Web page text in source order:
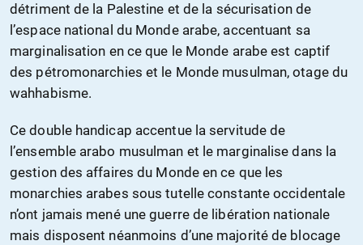
détriment de la Palestine et de la sécurisation de
l’espace national du Monde arabe, accentuant sa
marginalisation en ce que le Monde arabe est captif
des pétromonarchies et le Monde musulman, otage du
wahhabisme.
Ce double handicap accentue la servitude de
l’ensemble arabo musulman et le marginalise dans la
gestion des affaires du Monde en ce que les
monarchies arabes sous tutelle constante occidentale
n’ont jamais mené une guerre de libération nationale
mais disposent néanmoins d’une majorité de blocage